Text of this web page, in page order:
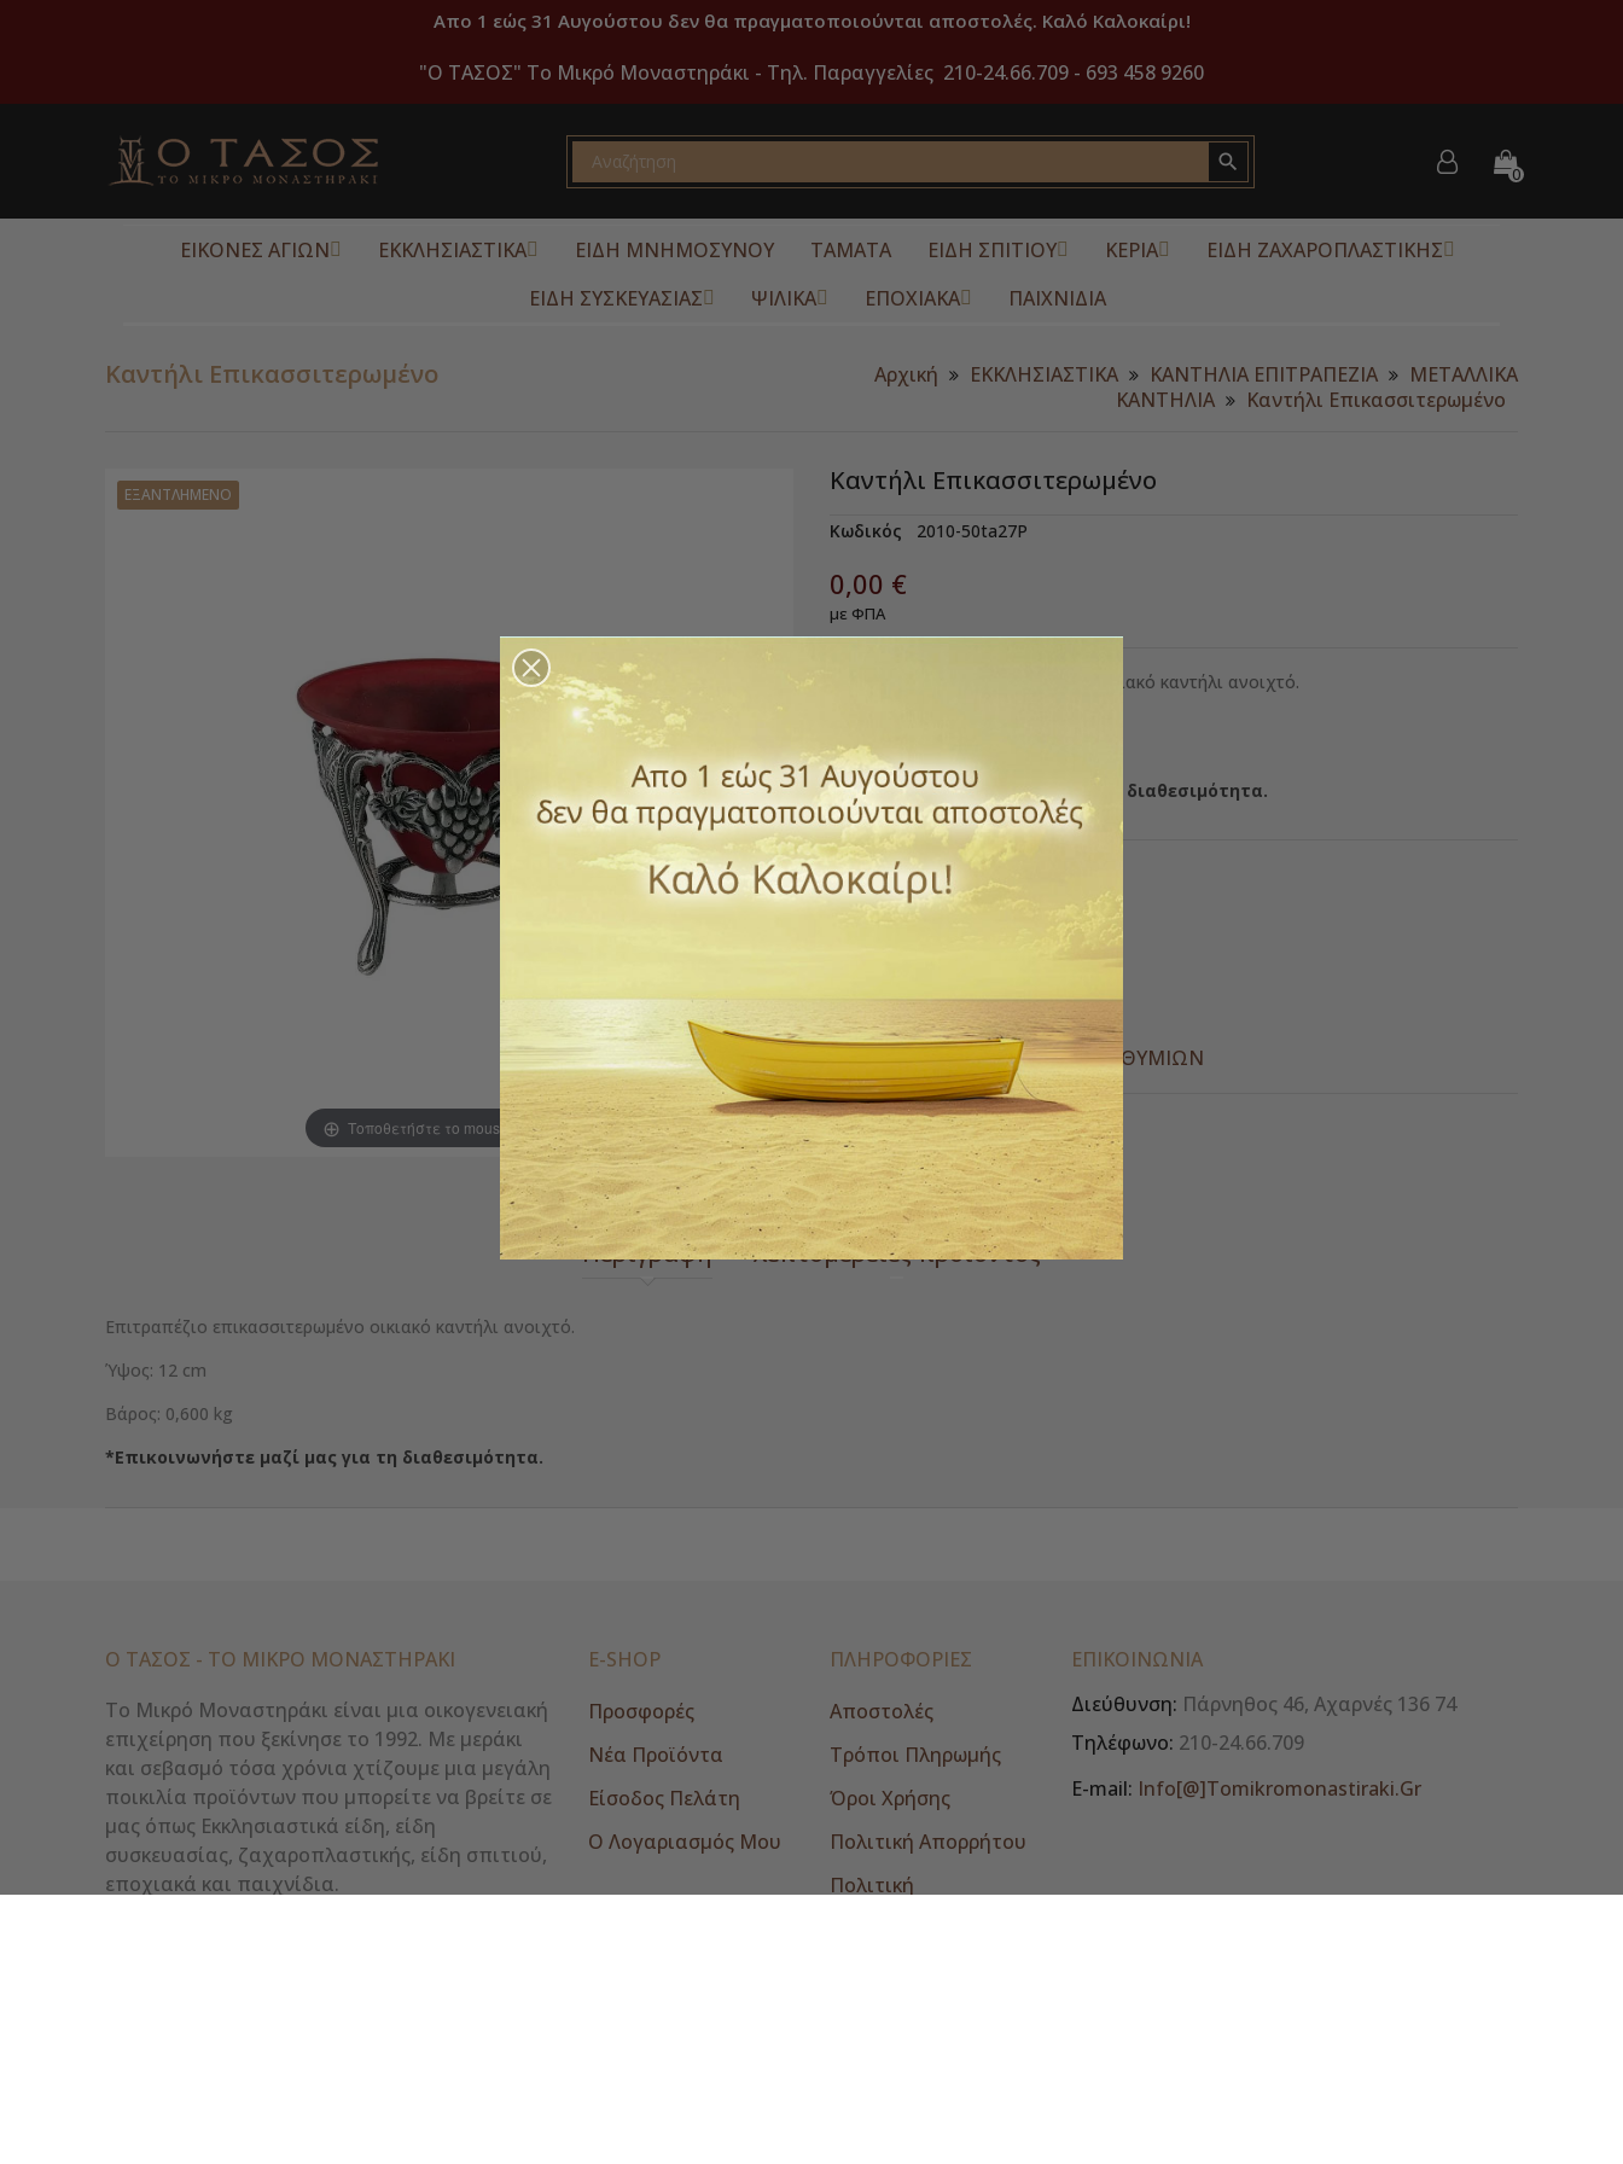
Απο 1 εώς 31 Αυγούστου δεν θα πραγματοποιούνται αποστολές. Καλό Καλοκαίρι!
"O ΤΑΣΟΣ" Το Μικρό Μοναστηράκι - Τηλ. Παραγγελίες 210-24.66.709 - 693 458 9260
 0
ΕΙΚΟΝΕΣ ΑΓΙΩΝ ΕΚΚΛΗΣΙΑΣΤΙΚΑ ΕΙΔΗ ΜΝΗΜΟΣΥΝΟΥ ΤΑΜΑΤΑ ΕΙΔΗ ΣΠΙΤΙΟΥ ΚΕΡΙΑ
ΕΙΔΗ ΖΑΧΑΡΟΠΛΑΣΤΙΚΗΣ
ΕΙΔΗ ΣΥΣΚΕΥΑΣΙΑΣ
ΨΙΛΙΚΑ ΕΠΟΧΙΑΚΑ ΠΑΙΧΝΙΔΙΑ
Καντήλι Επικασσιτερωμένο Αρχική ΕΚΚΛΗΣΙΑΣΤΙΚΑ ΚΑΝΤΗΛΙΑ ΕΠΙΤΡΑΠΕΖΙΑ
ΜΕΤΑΛΛΙΚΑ
ΚΑΝΤΗΛΙΑ
Καντήλι Επικασσιτερωμένο
ΕΞΑΝΤΛΗΜΈΝΟ
Τοποθετήστε το mouse για zoom
Καντήλι Επικασσιτερωμένο
Κωδικός 2010-50ta27P
0,00 €
με ΦΠΑ
Επιτραπέζιο επικασσιτερωμένο οικιακό καντήλι ανοιχτό.
Βάρος: 0,600 kg
*Επικοινωνήστε μαζί μας για τη διαθεσιμότητα.
Ποσότητα
ΠΡΌΣΘΕΣΕ ΣΤΗΝ ΛΊΣΤΑ ΕΠΙΘΥΜΙΏΝ
Περιγραφή λεπτομέρειες προιόντος
Επιτραπέζιο επικασσιτερωμένο οικιακό καντήλι ανοιχτό.
Ύψος: 12 cm
Βάρος: 0,600 kg
*Επικοινωνήστε μαζί μας για τη διαθεσιμότητα.
Ο ΤΑΣΟΣ - ΤΟ ΜΙΚΡΌ ΜΟΝΑΣΤΗΡΆΚΙ
Το Μικρό Μοναστηράκι είναι μια οικογενειακή
επιχείρηση που ξεκίνησε το 1992. Με μεράκι
και σεβασμό τόσα χρόνια χτίζουμε μια μεγάλη
ποικιλία προϊόντων που μπορείτε να βρείτε σε
μας όπως Εκκλησιαστικά είδη, είδη
συσκευασίας, ζαχαροπλαστικής, είδη σπιτιού,
εποχιακά και παιχνίδια.
E-SHOP
Προσφορές
Νέα Προϊόντα
Είσοδος Πελάτη
Ο Λογαριασμός Μου
ΠΛΗΡΟΦΟΡΙΕΣ
Αποστολές
Τρόποι Πληρωμής
Όροι Χρήσης
Πολιτική Απορρήτου
Πολιτική
ΕΠΙΚΟΙΝΩΝΊΑ
Διεύθυνση: Πάρνηθος 46, Αχαρνές 136 74
Τηλέφωνο: 210-24.66.709
E-mail: Info[@]tomikromonastiraki.gr